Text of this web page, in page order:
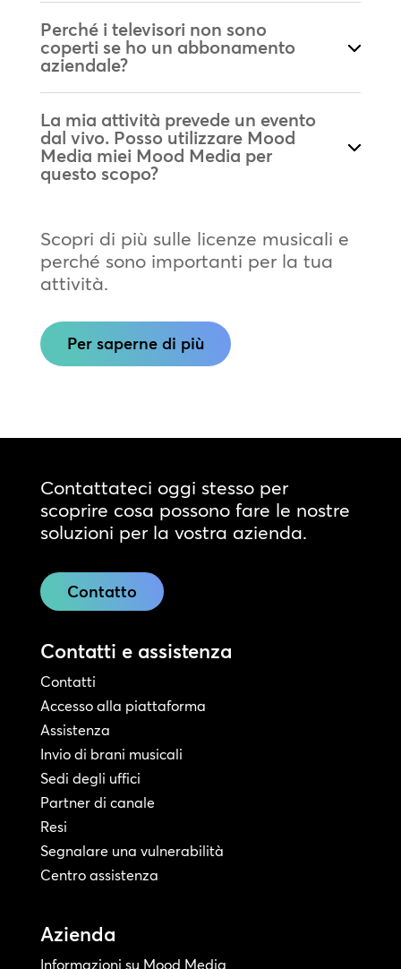
Perché i televisori non sono
coperti se ho un abbonamento
aziendale?
La mia attività prevede un evento
dal vivo. Posso utilizzare Mood
Media miei Mood Media per
questo scopo?
Scopri di più sulle licenze musicali e
perché sono importanti per la tua
attività.
Per saperne di più
Contattateci oggi stesso per
scoprire cosa possono fare le nostre
soluzioni per la vostra azienda.
Contatto
Contatti e assistenza
Contatti
Accesso alla piattaforma
Assistenza
Invio di brani musicali
Sedi degli uffici
Partner di canale
Resi
Segnalare una vulnerabilità
Centro assistenza
Azienda
Informazioni su Mood Media